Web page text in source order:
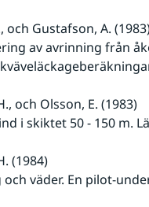
och Gustafson, A.
av avrinning från
och Olsson, E. (1983)
i skiktet 50 - 150 m.
(1984)
väder. En pilot-